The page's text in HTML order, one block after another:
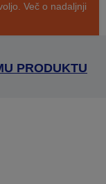
Več o nadaljnji
PRODUKTU